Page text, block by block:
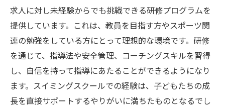
未経験者向けライフガードの研修プログラ
ム
ライフガードに必要な基本スキルと知識
ライフガードの役割と日々の業務内容
スイミングに情熱を持つライフガードの育
成
求人に対し未経験からでも挑戦できる研修プログラムを
提供しています。これは、教員を目指す方やスポーツ関
連の勉強をしている方にとって理想的な環境です。研修
を通じて、指導法や安全管理、コーチングスキルを習得
し、自信を持って指導にあたることができるようになり
ます。スイミングスクールでの経験は、子どもたちの成
長を直接サポートするやりがいに満ちたものとなるでし